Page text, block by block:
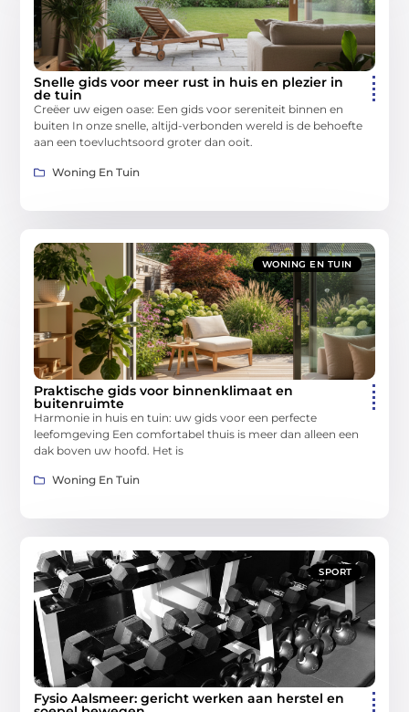
Snelle gids voor meer rust in huis en plezier in
de tuin
Creëer uw eigen oase: Een gids voor sereniteit binnen en
buiten In onze snelle, altijd-verbonden wereld is de behoefte
aan een toevluchtsoord groter dan ooit.
Woning En Tuin
WONING EN TUIN
Praktische gids voor binnenklimaat en
buitenruimte
Harmonie in huis en tuin: uw gids voor een perfecte
leefomgeving Een comfortabel thuis is meer dan alleen een
dak boven uw hoofd. Het is
Woning En Tuin
SPORT
Fysio Aalsmeer: gericht werken aan herstel en